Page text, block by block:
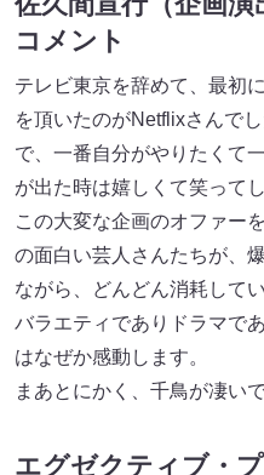
コメント
テレビ東京を辞めて、最初
を頂いたのがNetflixさんで
で、一番自分がやりたくて
が出た時は嬉しくて笑って
この大変な企画のオファー
の面白い芸人さんたちが、
ながら、どんどん消耗して
バラエティでありドラマで
はなぜか感動します。
まあとにかく、千鳥が凄いで
エグゼクティブ・